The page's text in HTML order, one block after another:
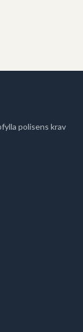
polisens krav